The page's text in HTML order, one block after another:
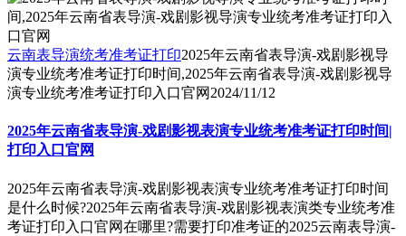
云南表导演统考准考证打印2025年云南省表导演-戏剧影视导
演专业统考准考证打印时间,2025年云南省表导演-戏剧影视导
演专业统考准考证打印入口官网 2024/11/12
2025年云南省表导演-戏剧影视表演专业统考准考证打印时间|
打印入口官网
2025年云南省表导演-戏剧影视表演专业统考准考证打印时间
是什么时候?2025年云南省表导演-戏剧影视表演类专业统考准
考证打印入口官网在哪里?需要打印准考证的2025云南表导演-